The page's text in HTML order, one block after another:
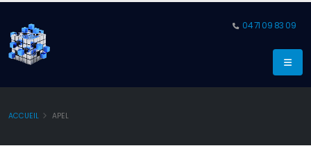
04 71 09 83 09
ACCUEIL APEL